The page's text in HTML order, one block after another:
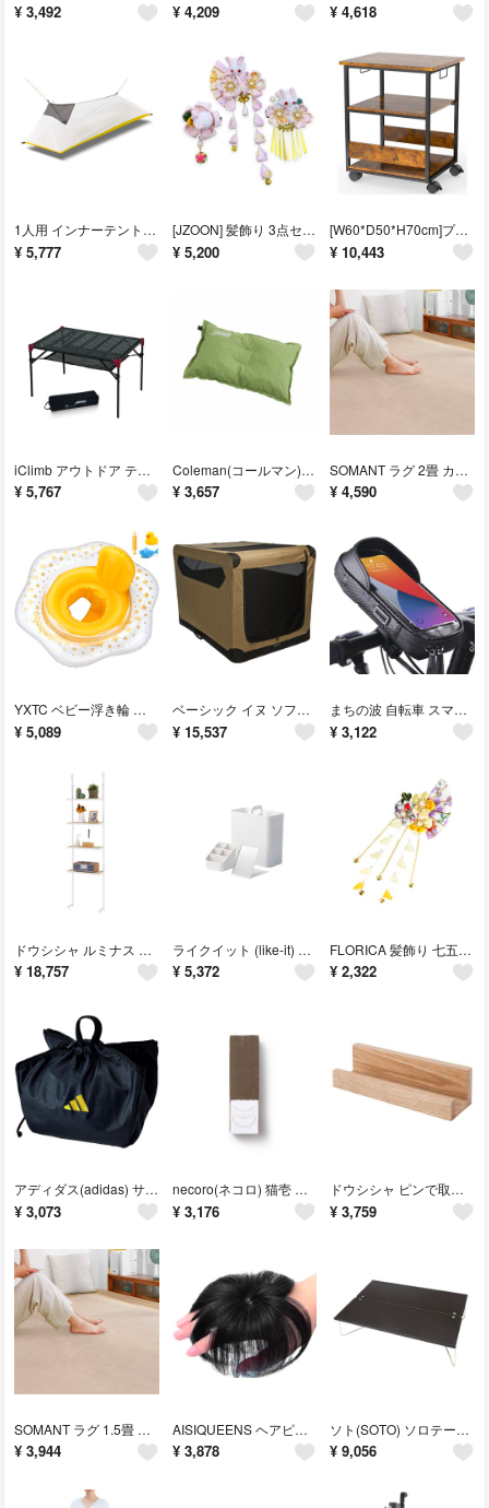
¥ 3,492 ¥ 4,209 ¥ 4,618
1人用 インナーテント 蚊帳 モスキートネット 超軽量 携帯式 蚊除け 登山用
¥ 5,777
[JZOON] 髪飾り 3点セット 成人式 七五三 浴衣 袴 着物 振袖 和装
¥ 5,200
[W60*D50*H70cm]プリンター台 キャスター付き パソコンラック 中棚
¥ 10,443
iClimb アウトドア テーブル 無限連結拡大可能 大きいサイズ 天板 透かし
¥ 5,767
Coleman(コールマン) 枕 コンパクトインフレーターピロー II キャンプ
¥ 3,657
SOMANT ラグ 2畳 カーペット ラグマット 絨毯 滑り止め付き 防音 厚手
¥ 4,590
YXTC ベビー浮き輪 足入れ 子供浮き輪 ベビーフロート プールやお風呂で 水
¥ 5,089
ベーシック イヌ ソフトクレート ペットキャリー 折りたたみ式 XL 105 c
¥ 15,537
まちの波 自転車 スマホホルダー トップチューブバッグ 防水 耐震 携帯ホルダー
¥ 3,122
ドウシシャ ルミナス ラテ 突っ張り ラック 棚 幅65 4段 白 ホワイト オ
¥ 18,757
ライクイット (like-it) 収納ケース 洗面でも使いやすい メイクボックス
¥ 5,372
FLORICA 髪飾り 七五三 花 成人式 振袖 卒業式 和装 つまみ細工 袴
¥ 2,322
アディダス(adidas) サッカーボールバッグ 新型ボールネット 収納 ボール
¥ 3,073
necoro(ネコロ) 猫壱 バリバリパッドスリム 交換用つめとぎ 3個パック
¥ 3,176
ドウシシャ ピンで取り付けるマガジンラック ウォールシェルフ 幅30 壁を傷つけ
¥ 3,759
SOMANT ラグ 1.5畳 カーペット ラグマット 絨毯 滑り止め付き 防音
¥ 3,944
AISIQUEENS ヘアピース 黒 部分ウィッグ 人毛 メンズヘアピース 頭頂
¥ 3,878
ソト(SOTO) ソロテーブル アルミ ポップアップ 軽量 コンパクト 折り畳み
¥ 9,056